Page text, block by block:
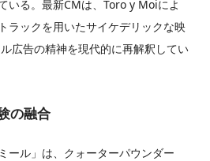
いる。最新CMは、Toro y Moiによ
ラックを用いたサイケデリックな映
広告の精神を現代的に再解釈してい
の融合
ール」は、クォーターパウンダー